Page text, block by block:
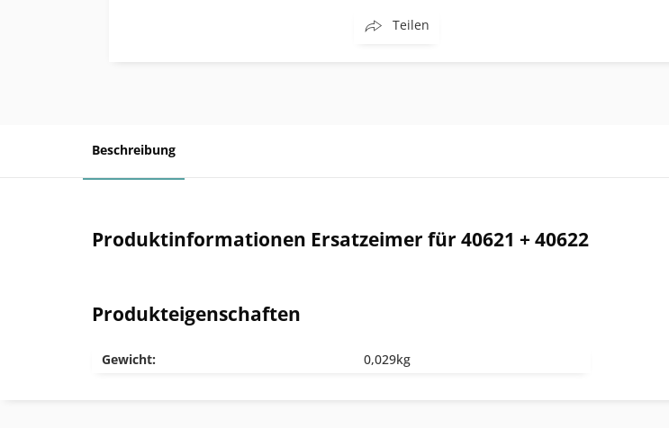
Teilen
Beschreibung
Produktinformationen Ersatzeimer für 40621 + 40622
Produkteigenschaften
Gewicht: 0,029kg